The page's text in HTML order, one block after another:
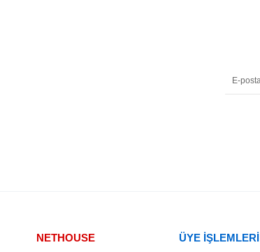
NETHOUSE ÜYE İŞLEMLERİ